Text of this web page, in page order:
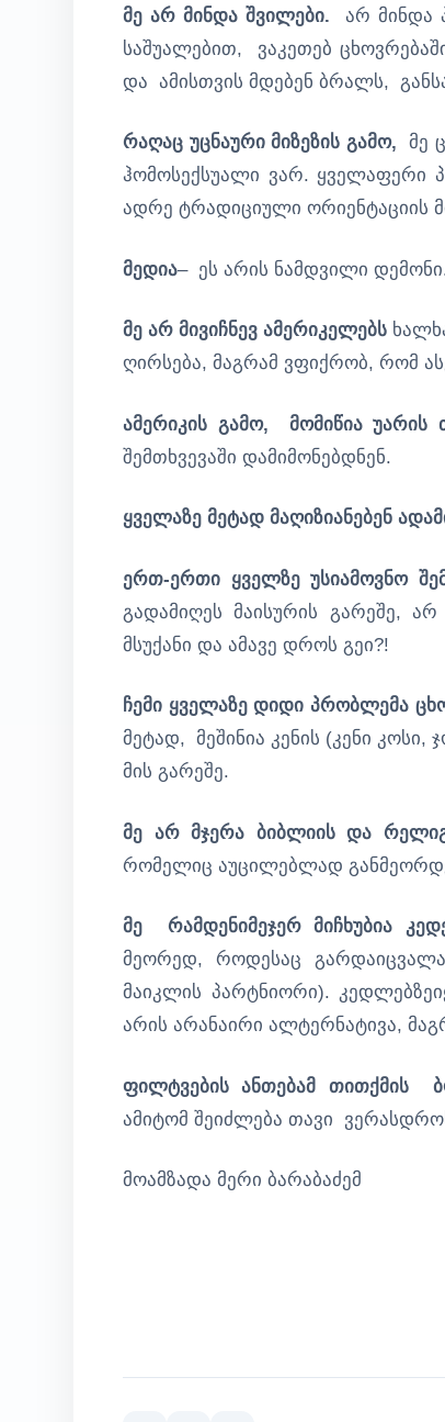
მე არ მინდა შვილები. არ მინდა
საშუალებით, ვაკეთებ
და ამისთვის მდებენ ბრალს,
რაღაც უცნაური მიზეზის გამო,
მე
ჰომოსექსუალი ვარ. ყველაფერი
ადრე ტრადიციული ორიენტაციის
მედია– ეს არის ნამდვილი
მე არ მივიჩნევ ამერიკელებს
ღირსება, მაგრამ ვფიქრობ, რომ
ამერიკის გამო, მომიწია უარის
შემთხვევაში დამიმონებდნენ.
ყველაზე მეტად მაღიზიანებენ
ერთ-ერთი ყველზე უსიამოვნო
გადამიღეს მაისურის გარეშე,
მსუქანი და ამავე დროს გეი?!
ჩემი ყველაზე დიდი პრობლემა
მეტად, მეშინია კენის (კენი
მის გარეშე.
მე არ მჯერა ბიბლიის და
რომელიც აუცილებლად
მე რამდენიმეჯერ მიჩხუბია
მეორედ, როდესაც
მაიკლის პარტნიორი).
არის არანაირი ალტერნატივა,
ფილტვების ანთებამ
ამიტომ შეიძლება თავი
მოამზადა მერი ბარაბაძემ